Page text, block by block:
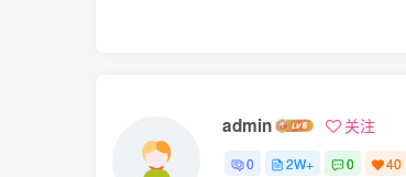
admin 关注
0 2W+ 0 40